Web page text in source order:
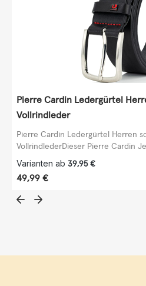
Pierre Cardin Ledergürtel
Vollrindleder
Pierre Cardin Ledergürtel Herren
VollrindlederDieser Pierre Cardin
Varianten ab 39,95 €
Regulärer Preis:
49,99 €